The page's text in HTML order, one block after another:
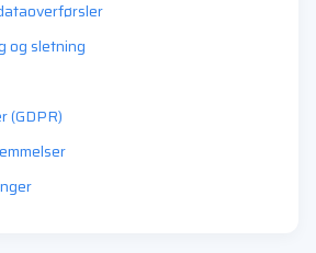
og sletning
(GDPR)